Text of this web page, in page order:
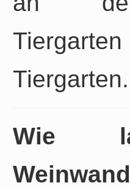
Tiergarten.
Wie